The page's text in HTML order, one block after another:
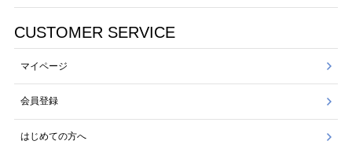
CUSTOMER SERVICE
マイページ
会員登録
はじめての方へ